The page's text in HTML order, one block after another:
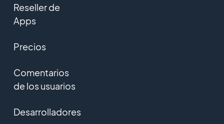
Reseller de
Apps
Precios
Comentarios
de los usuarios
Desarrolladores